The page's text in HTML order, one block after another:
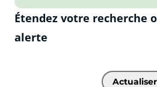
Étendez votre recherche
alerte
Actualiser